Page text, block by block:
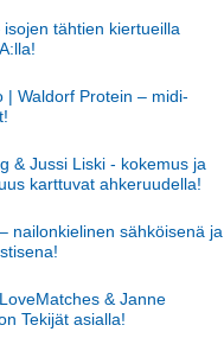
tähtien kiertueilla
| Waldorf Protein – midi-
& Jussi Liski - kokemus ja
karttuvat ahkeruudella!
nailonkielinen sähköisenä ja
& Janne
Tekijät asialla!